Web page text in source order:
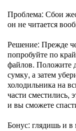
Проблема: Сбои
он не читается
Решение: Прежде
попробуйте по
файлов. Положите
сумку, а затем
холодильника на
части сместились,
и вы сможете
Бонус: глядишь и в